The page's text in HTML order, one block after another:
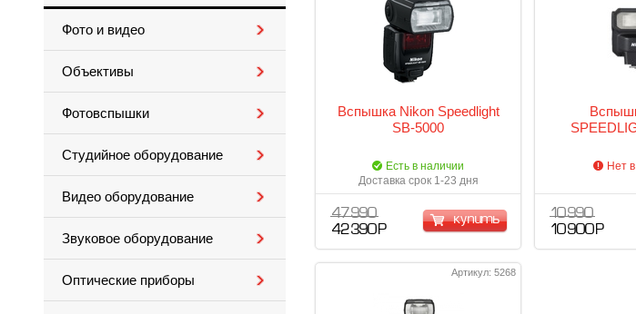
Фото и видео
Объективы
Фотовспышки
Студийное оборудование
Видео оборудование
Звуковое оборудование
Оптические приборы
Вспышка Nikon Speedlight
SB-5000
Есть в наличии
Доставка срок 1-23 дня
47 990
42 390 Р
купить
Нет
10 990
10 900 Р
Артикул: 5268